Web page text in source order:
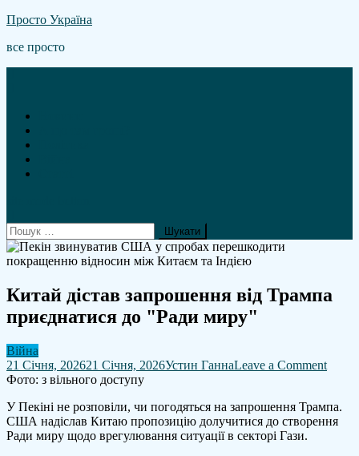
Skip
content
Просто Україна
все просто
Пошук:
Китай дістав запрошення від Трампа
приєднатися до "Ради миру"
Війна
21 Січня, 202621 Січня, 2026Устин ГаннаLeave a Commenton
від
Фото: з вільного доступу
У Пекіні не розповіли, чи погодяться на запрошення Трампа.
США надіслав Китаю пропозицію долучитися до створення
Ради миру щодо врегулювання ситуації в секторі Гази.